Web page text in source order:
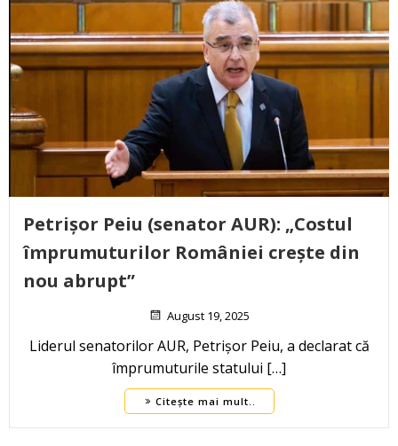
Petrișor Peiu (senator AUR): „Costul
împrumuturilor României crește din
nou abrupt”
August 19, 2025
Liderul senatorilor AUR, Petrișor Peiu, a declarat că
împrumuturile statului […]
Citește mai mult..